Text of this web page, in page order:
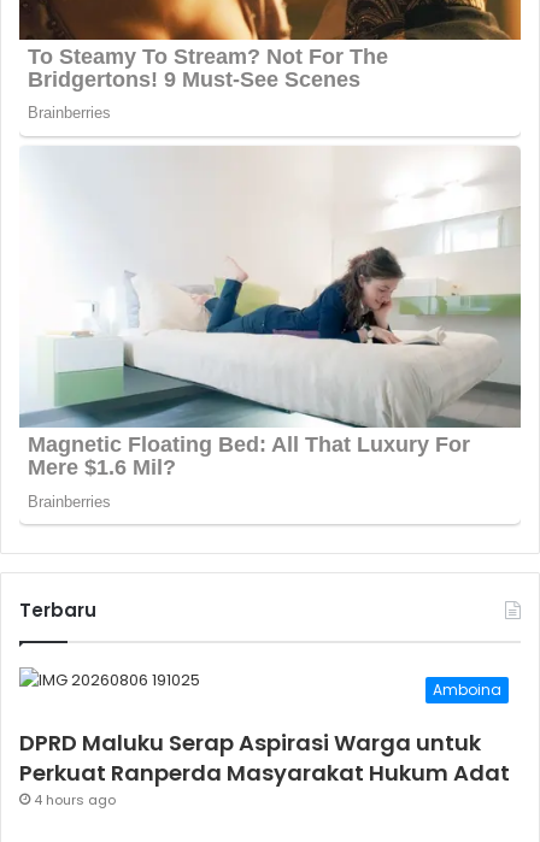
Terbaru
Amboina
DPRD Maluku Serap Aspirasi Warga untuk
Perkuat Ranperda Masyarakat Hukum Adat
4 hours ago